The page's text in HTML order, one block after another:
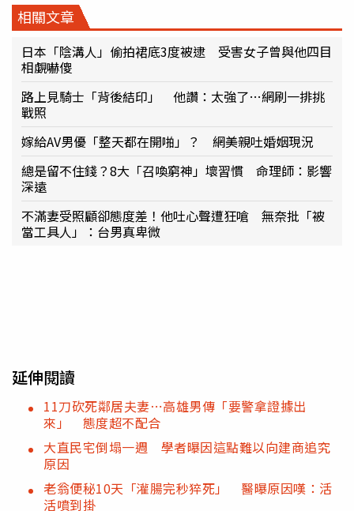
相關文章
日本「陰溝人」偷拍裙底3度被逮 受害女子曾與他四目
相覷嚇傻
路上見騎士「背後結印」 他讚：太強了…網刷一排挑
戰照
嫁給AV男優「整天都在開啪」？ 網美親吐婚姻現況
總是留不住錢？8大「召喚窮神」壞習慣 命理師：影響
深遠
不滿妻受照顧卻態度差！他吐心聲遭狂嗆 無奈批「被
當工具人」：台男真卑微
延伸閱讀
11刀砍死鄰居夫妻⋯高雄男傳「要警拿證據出
來」 態度超不配合
大直民宅倒塌一週 學者曝因這點難以向建商追究
原因
老翁便秘10天「灌腸完秒猝死」 醫曝原因嘆：活
活噴到掛